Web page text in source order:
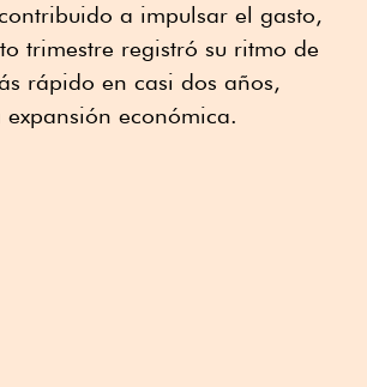
a impulsar el gasto,
trimestre registró su ritmo de
rápido en casi dos años,
económica.